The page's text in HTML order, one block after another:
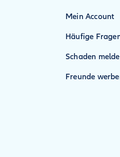
Mein Account
Häufige
Schaden
Freunde